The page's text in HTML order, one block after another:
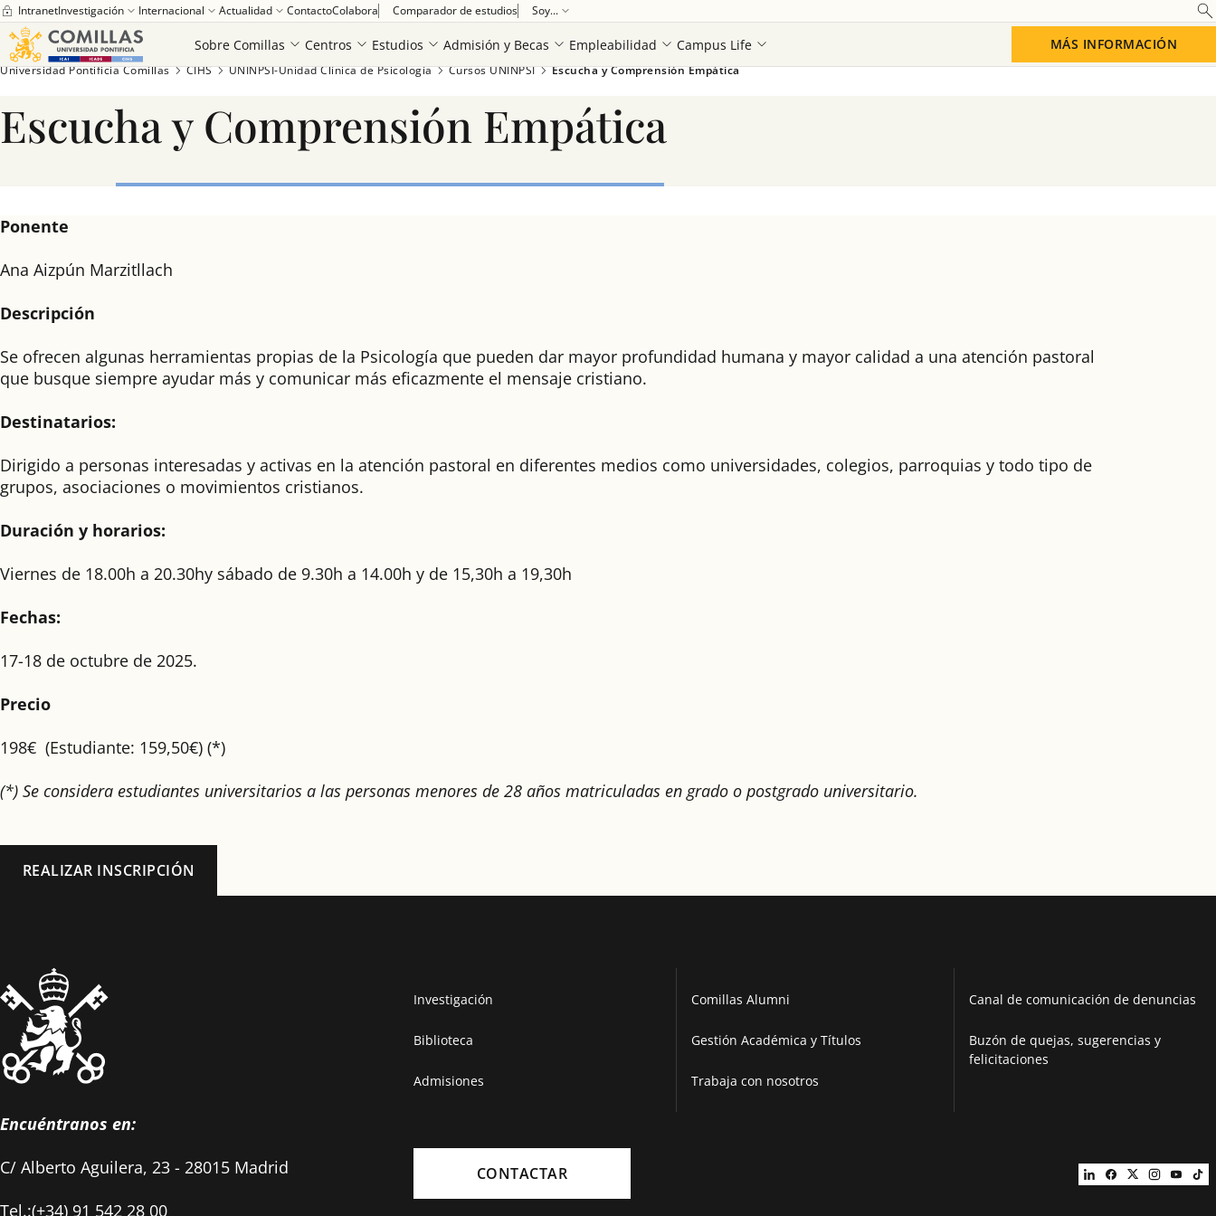
IntranetInvestigación Internacional Actualidad ContactoColabora Comparador de estudios Soy...
Sobre Comillas Centros Estudios Admisión y Becas Empleabilidad Campus Life MÁS INFORMACIÓN
Saber más Ver más
Universidad Pontificia Comillas CIHS UNINPSI-Unidad Clínica de Psicología Cursos UNINPSI Escucha y Comprensión Empática
Escucha y Comprensión Empática
Ponente
Ana Aizpún Marzitllach
Descripción
Se ofrecen algunas herramientas propias de la Psicología que pueden dar mayor profundidad humana y mayor calidad a una atención pastoral
que busque siempre ayudar más y comunicar más eficazmente el mensaje cristiano.
Destinatarios:
Dirigido a personas interesadas y activas en la atención pastoral en diferentes medios como universidades, colegios, parroquias y todo tipo de
grupos, asociaciones o movimientos cristianos.
Duración y horarios:
Viernes de 18.00h a 20.30hy sábado de 9.30h a 14.00h y de 15,30h a 19,30h
Fechas:
17-18 de octubre de 2025.
Precio
198€ (Estudiante: 159,50€) (*)
(*) Se considera estudiantes universitarios a las personas menores de 28 años matriculadas en grado o postgrado universitario.
REALIZAR INSCRIPCIÓN
Encuéntranos en:
C/ Alberto Aguilera, 23 - 28015 Madrid
Tel.:(+34) 91 542 28 00
Investigación
Biblioteca
Admisiones
Comillas Alumni
Gestión Académica y Títulos
Trabaja con nosotros
Canal de comunicación de denuncias
Buzón de quejas, sugerencias y
felicitaciones
CONTACTAR